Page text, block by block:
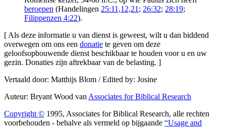
beroepen (Handelingen 25:11,12,21 ; 26:32; 28:19;
Filippenzen 4:22).
[ Als deze informatie u van dienst is geweest, wilt u dan biddend
overwegen om ons een donatie te geven om deze
geloofsopbouwende dienst beschikbaar te houden voor u en uw
gezin. Donaties zijn aftrekbaar van de belasting. ]
Vertaald door: Matthijs Blom / Edited by: Josine
Auteur: Bryant Wood van Associates for Biblical Research
Copyright © 1995, Associates for Biblical Research, alle rechten
voorbehouden - behalve als vermeld op bijgaande “Usage and